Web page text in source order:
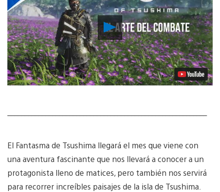
Reproducir
vídeo
El Fantasma de Tsushima llegará el mes que viene con
una aventura fascinante que nos llevará a conocer a un
protagonista lleno de matices, pero también nos servirá
para recorrer increíbles paisajes de la isla de Tsushima.